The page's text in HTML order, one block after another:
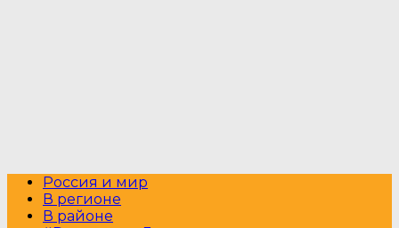
Россия и мир
В регионе
В районе